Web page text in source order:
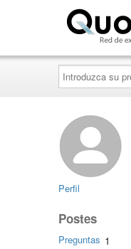
Introduzca
su
pregunta
aquí...
Perfil
Postes
Preguntas 1